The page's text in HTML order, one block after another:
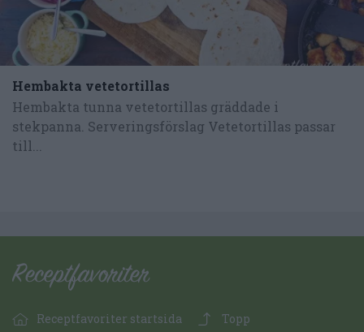
Hembakta vetetortillas
Hembakta tunna vetetortillas gräddade i
stekpanna. Serveringsförslag Vetetortillas passar
till...
Receptfavoriter startsida Topp